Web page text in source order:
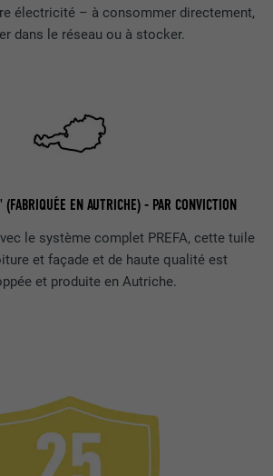
électricité – à consommer directement,
dans le réseau ou à stocker.
EN AUTRICHE) - PAR CONVICTION
le système complet PREFA, cette tuile
et façade et de haute qualité est
et produite en Autriche.